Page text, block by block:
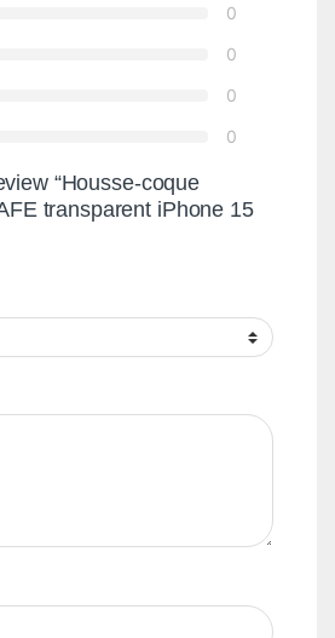
0
0
0
0
“Housse-coque
transparent iPhone 15